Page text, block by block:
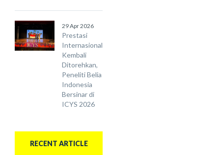
29 Apr 2026
Prestasi
Internasional
Kembali
Ditorehkan,
Peneliti Belia
Indonesia
Bersinar di
ICYS 2026
RECENT ARTICLE